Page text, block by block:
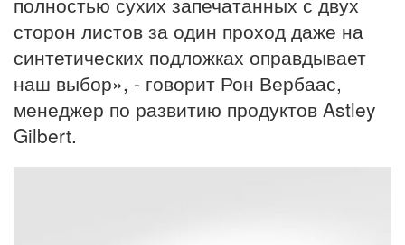
сторон листов за один проход даже на
синтетических подложках оправдывает
наш выбор», - говорит Рон Вербаас,
менеджер по развитию продуктов Astley
Gilbert.